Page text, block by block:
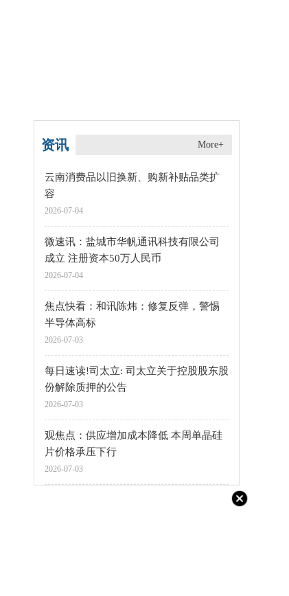
资讯 More+
云南消费品以旧换新、购新补贴品类扩
容
2026-07-04
微速讯：盐城市华帆通讯科技有限公司
成立 注册资本50万人民币
2026-07-04
焦点快看：和讯陈炜：修复反弹，警惕
半导体高标
2026-07-03
每日速读!司太立: 司太立关于控股股东股
份解除质押的公告
2026-07-03
观焦点：供应增加成本降低 本周单晶硅
片价格承压下行
2026-07-03